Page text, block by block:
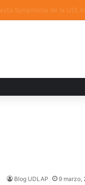
marca el cierre del
Blog UDLAP 9 marzo,